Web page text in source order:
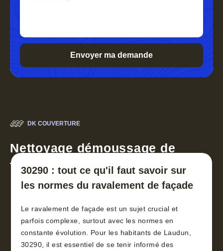
DK COUVERTURE
Nettoyage démoussage de
toiture 30
30290 : tout ce qu'il faut savoir sur
les normes du ravalement de façade
Le ravalement de façade est un sujet crucial et
parfois complexe, surtout avec les normes en
constante évolution. Pour les habitants de Laudun,
30290, il est essentiel de se tenir informé des